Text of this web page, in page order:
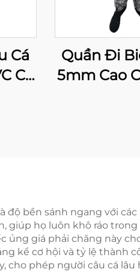
Cá
Có
Quần Đi
5mm Cao
bền sánh ngang với các
giúp họ luôn khô ráo trong
ủng giá phải chăng này
kể cơ hội và tỷ lệ thành
cho phép người câu cá lâu